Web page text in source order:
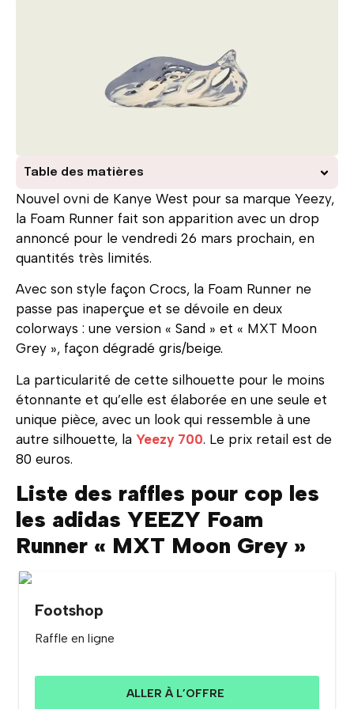
Table des matières
Nouvel ovni de Kanye West pour sa marque Yeezy,
la Foam Runner fait son apparition avec un drop
annoncé pour le vendredi 26 mars prochain, en
quantités très limités.
Avec son style façon Crocs, la Foam Runner ne
passe pas inaperçue et se dévoile en deux
colorways : une version « Sand » et « MXT Moon
Grey », façon dégradé gris/beige.
La particularité de cette silhouette pour le moins
étonnante et qu’elle est élaborée en une seule et
unique pièce, avec un look qui ressemble à une
autre silhouette, la Yeezy 700. Le prix retail est de
80 euros.
Liste des raffles pour cop les
les adidas YEEZY Foam
Runner « MXT Moon Grey »
Footshop
Raffle en ligne
ALLER À L’OFFRE